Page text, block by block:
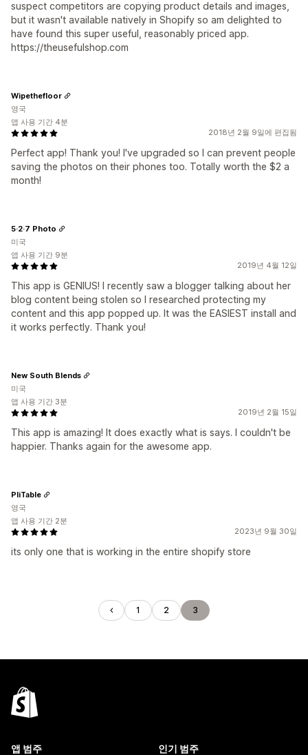
suspect competitors are copying product details and images,
but it wasn't available natively in Shopify so am delighted to
have found this super useful, reasonably priced app.
https://theusefulshop.com
2018년 2월 9일에 편집됨
Perfect app! Thank you! I've upgraded so I can prevent people
saving the photos on their phones too. Totally worth the $2 a
month!
Wipethefloor
영국
앱 사용 기간 4분
2019년 4월 12일
This app is GENIUS! I recently saw a blogger talking about her
blog content being stolen so I researched protecting my
content and this app popped up. It was the EASIEST install and
it works perfectly. Thank you!
5·2·7 Photo
미국
앱 사용 기간 9분
2019년 2월 15일
This app is amazing! It does exactly what is says. I couldn't be
happier. Thanks again for the awesome app.
New South Blends
미국
앱 사용 기간 3분
2023년 9월 30일
its only one that is working in the entire shopify store
PliTable
영국
앱 사용 기간 2분
1 2 3
앱 범주 인기 범주